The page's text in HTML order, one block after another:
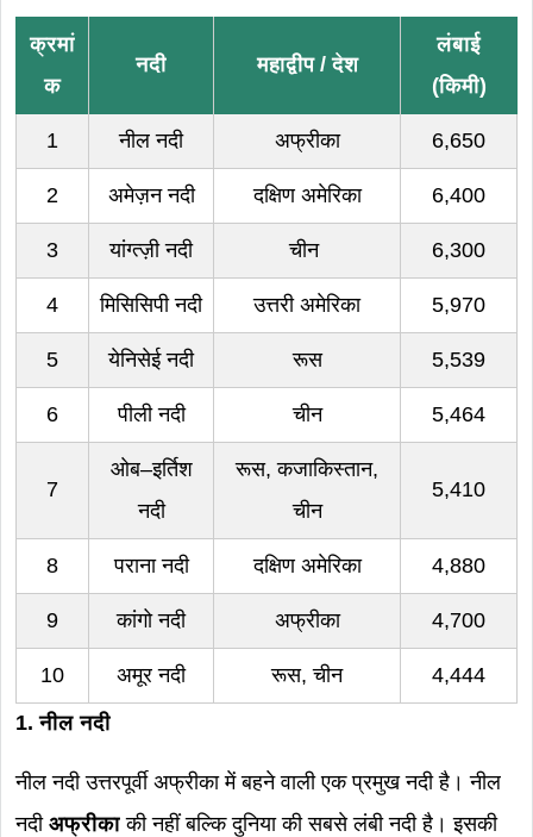
क्रमां
क
नदी महाद्वीप / देश
लंबाई
(किमी)
1 नील नदी अफ्रीका 6,650
2 अमेज़न नदी दक्षिण अमेरिका 6,400
3 यांग्त्ज़ी नदी चीन 6,300
4 मिसिसिपी नदी उत्तरी अमेरिका 5,970
5 येनिसेई नदी रूस 5,539
6 पीली नदी चीन 5,464
7
ओब–इर्तिश
नदी
रूस, कजाकिस्तान,
चीन
5,410
8 पराना नदी दक्षिण अमेरिका 4,880
9 कांगो नदी अफ्रीका 4,700
10 अमूर नदी रूस, चीन
4,444
1. नील नदी
नील नदी उत्तरपूर्वी अफ्रीका में बहने वाली एक प्रमुख नदी है। नील
नदी अफ्रीकाकी नहीं बल्कि दुनिया की सबसे लंबी नदी है। इसकी